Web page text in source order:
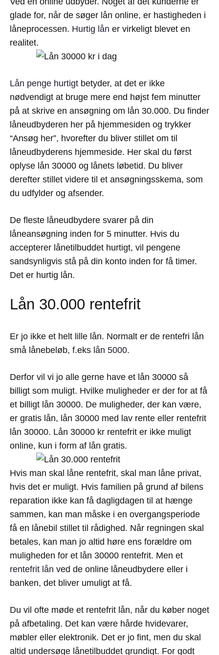
glade for, når de søger lån online, er hastigheden i
låneprocessen. Hurtig lån er virkeligt blevet en
realitet.
Lån penge hurtigt betyder, at det er ikke
nødvendigt at bruge mere end højst fem minutter
på at skrive en ansøgning om lån 30.000. Du finder
låneudbyderen her på hjemmesiden og trykker
“Ansøg her”, hvorefter du bliver stillet om til
låneudbyderens hjemmeside. Her skal du først
oplyse lån 30000 og lånets løbetid. Du bliver
derefter stillet videre til et ansøgningsskema, som
du udfylder og afsender.
De fleste låneudbydere svarer på din
låneansøgning inden for 5 minutter. Hvis du
accepterer lånetilbuddet hurtigt, vil pengene
sandsynligvis stå på din konto inden for få timer.
Det er hurtig lån.
Lån 30.000 rentefrit
Er jo ikke et helt lille lån. Normalt er de rentefri lån
små lånebeløb, f.eks lån 5000.
Derfor vil vi jo alle gerne have et lån 30000 så
billigt som muligt. Hvilke muligheder er der for at få
et billigt lån 30000. De muligheder, der kan være,
er gratis lån, lån 30000 med lav rente eller rentefrit
lån 30000. Lån 30000 kr rentefrit er ikke muligt
online, kun i form af lån gratis.
Hvis man skal låne rentefrit, skal man låne privat,
hvis det er muligt. Hvis familien på grund af bilens
reparation ikke kan få dagligdagen til at hænge
sammen, kan man måske i en overgangsperiode
få en lånebil stillet til rådighed. Når regningen skal
betales, kan man jo altid høre ens forældre om
muligheden for et lån 30000 rentefrit. Men et
rentefrit lån ved de online låneudbydere eller i
banken, det bliver umuligt at få.
Du vil ofte møde et rentefrit lån, når du køber noget
på afbetaling. Det kan være hårde hvidevarer,
møbler eller elektronik. Det er jo fint, men du skal
altid undersøge lånetilbuddet grundigt. For godt